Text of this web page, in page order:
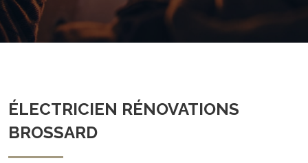
ÉLECTRICIEN RÉNOVATIONS
BROSSARD